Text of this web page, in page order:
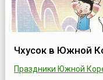
Чхусок в Южной
Праздники Южной